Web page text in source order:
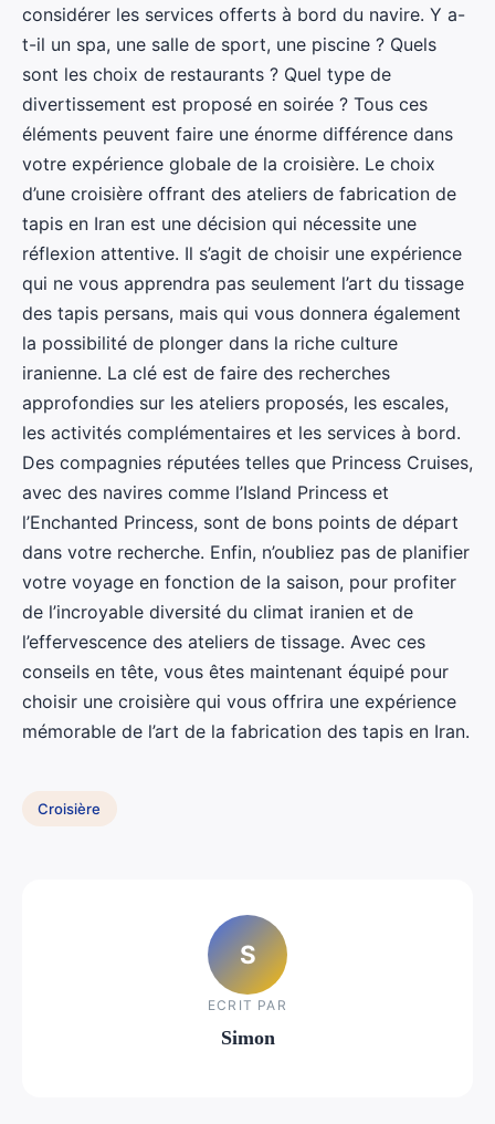
considérer les services offerts à bord du navire. Y a-
t-il un spa, une salle de sport, une piscine ? Quels
sont les choix de restaurants ? Quel type de
divertissement est proposé en soirée ? Tous ces
éléments peuvent faire une énorme différence dans
votre expérience globale de la croisière. Le choix
d’une croisière offrant des ateliers de fabrication de
tapis en Iran est une décision qui nécessite une
réflexion attentive. Il s’agit de choisir une expérience
qui ne vous apprendra pas seulement l’art du tissage
des tapis persans, mais qui vous donnera également
la possibilité de plonger dans la riche culture
iranienne. La clé est de faire des recherches
approfondies sur les ateliers proposés, les escales,
les activités complémentaires et les services à bord.
Des compagnies réputées telles que Princess Cruises,
avec des navires comme l’Island Princess et
l’Enchanted Princess, sont de bons points de départ
dans votre recherche. Enfin, n’oubliez pas de planifier
votre voyage en fonction de la saison, pour profiter
de l’incroyable diversité du climat iranien et de
l’effervescence des ateliers de tissage. Avec ces
conseils en tête, vous êtes maintenant équipé pour
choisir une croisière qui vous offrira une expérience
mémorable de l’art de la fabrication des tapis en Iran.
Croisière
S
ECRIT PAR
Simon